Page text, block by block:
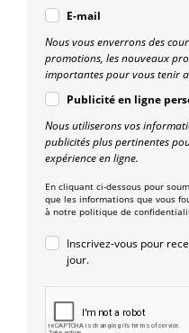
E-mail
Nous vous enverrons des
promotions, les nouveaux
importantes pour vous tenir
Publicité en ligne
Nous utiliserons vos
publicités plus pertinentes
expérience en ligne.
En cliquant ci-dessous pour
que les informations que vous
à notre politique de
Inscrivez-vous pour
jour.